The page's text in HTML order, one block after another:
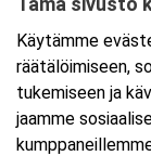
Tarkempi
Käytämme
räätälöimiseen,
tukemiseen ja
jaamme